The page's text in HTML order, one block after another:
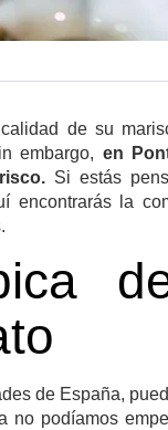
de su
embargo, en
Si estás
encontrarás la
de España,
no podíamos